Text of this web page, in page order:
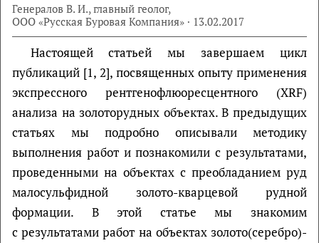
Генералов В. И., главный геолог,
ООО «Русская Буровая Компания» · 13.02.2017
Настоящей статьей мы завершаем цикл
публикаций [1, 2], посвященных опыту применения
экспрессного рентгенофлюоресцентного (XRF)
анализа на золоторудных объектах. В предыдущих
статьях мы подробно описывали методику
выполнения работ и познакомили с результатами,
проведенными на объектах с преобладанием руд
малосульфидной золото-кварцевой рудной
формации. В этой статье мы знакомим
с результатами работ на объектах золото(серебро)-